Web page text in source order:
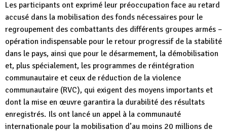
Les participants ont exprimé leur préoccupation face au retard
accusé dans la mobilisation des fonds nécessaires pour le
regroupement des combattants des différents groupes armés –
opération indispensable pour le retour progressif de la stabilité
dans le pays, ainsi que pour le désarmement, la démobilisation
et, plus spécialement, les programmes de réintégration
communautaire et ceux de réduction de la violence
communautaire (RVC), qui exigent des moyens importants et
dont la mise en œuvre garantira la durabilité des résultats
enregistrés. Ils ont lancé un appel à la communauté
internationale pour la mobilisation d’au moins 20 millions de